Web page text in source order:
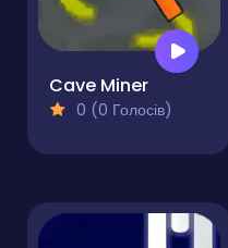
Cave Miner
0 (0 Голосів)